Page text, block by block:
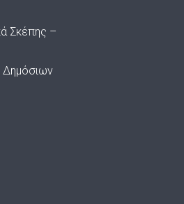
Σκέπης –
Δημόσιων